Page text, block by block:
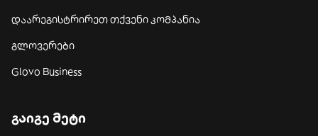
დაარეგისტრირეთ თქვენი კომპანია
გლოვერები
Glovo Business
გაიგე მეტი